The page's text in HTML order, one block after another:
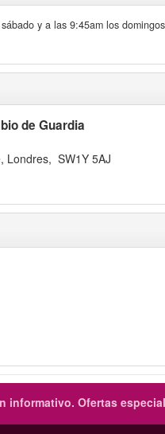
y a las 9:45am los
de Guardia
Londres, SW1Y 5AJ
informativo. Ofertas